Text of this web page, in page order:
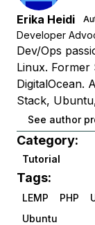
Erika Heidi
Developer
Dev/Ops
Linux. Former
DigitalOcean.
Stack,
See author
Category:
Tutorial
Tags:
LEMP PHP
Ubuntu